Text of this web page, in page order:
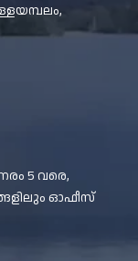
5 വരെ,
ഓഫീസ്